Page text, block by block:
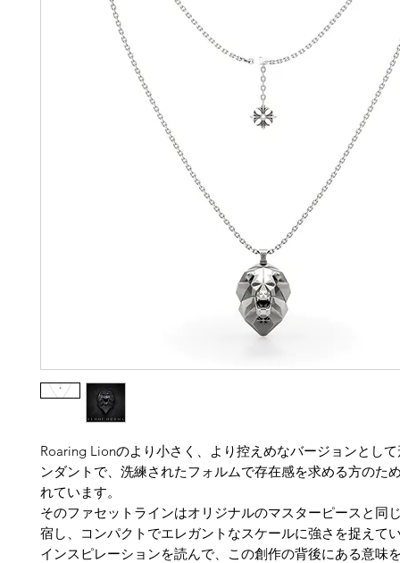
Roaring Lionのより小さく、より控えめなバージョンとし
ンダントで、洗練されたフォルムで存在感を求める方のた
れています。
そのファセットラインはオリジナルのマスターピースと同
宿し、コンパクトでエレガントなスケールに強さを捉えて
インスピレーションを読んで、この創作の背後にある意味